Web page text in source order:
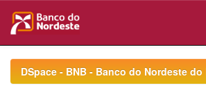
navigationDSpace - BNB - Banco do Nordeste do